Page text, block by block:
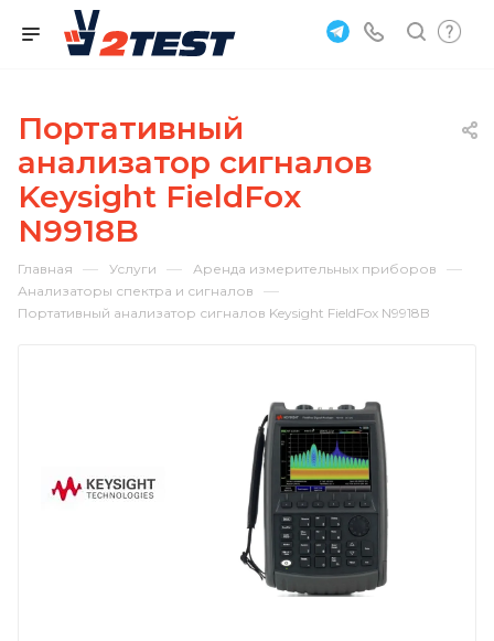
Портативный
анализатор сигналов
Keysight FieldFox
N9918B
Главная — Услуги — Аренда измерительных приборов —
Анализаторы спектра и сигналов —
Портативный анализатор сигналов Keysight FieldFox N9918B